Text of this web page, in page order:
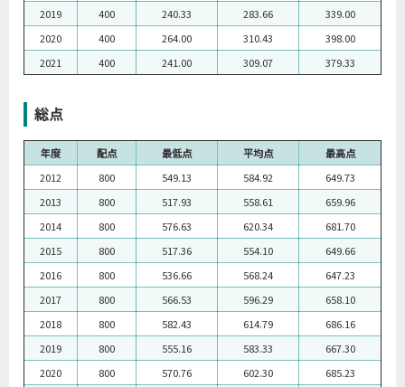
2019
400 240.33 283.66
339.00
2020
400 264.00 310.43
398.00
2021
400 241.00 309.07 379.33
総点
年度 配点 最低点 平均点
最高点
2012
800 549.13 584.92
649.73
2013
800 517.93 558.61
659.96
2014
800 576.63 620.34
681.70
2015
800 517.36 554.10
649.66
2016
800 536.66 568.24
647.23
2017
800 566.53 596.29
658.10
2018
800 582.43 614.79
686.16
2019
800 555.16 583.33
667.30
2020
800 570.76 602.30
685.23